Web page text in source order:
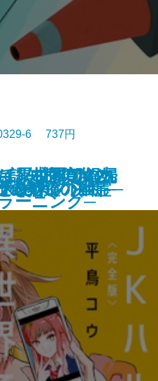
校閲部の九
認知症の父と
を解く
ン─探偵AIの
ーニング─
6 737円
異世界で娼婦
ラウンド
生
ぞれの決断─
の刻鐘の幽霊─
く